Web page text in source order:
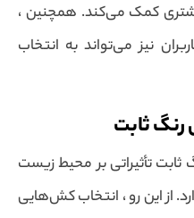
کمک می‌کند. همچنین ،
نیز می‌تواند به انتخاب
ثابت
تأثیراتی بر محیط زیست
از این رو ، انتخاب کش‌هایی